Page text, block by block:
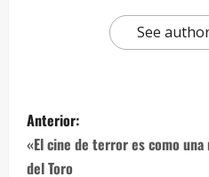
See
Anterior:
«El cine de terror es como
del Toro